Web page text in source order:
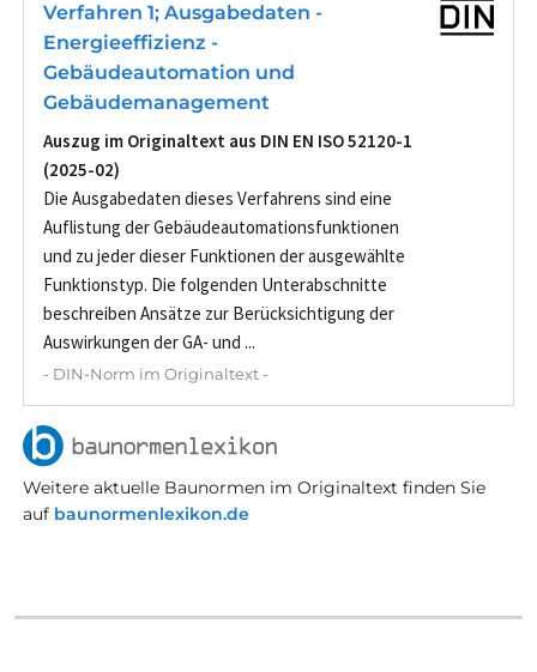
Verfahren 1; Ausgabedaten -
Energieeffizienz -
Gebäudeautomation und
Gebäudemanagement
Auszug im Originaltext aus DIN EN ISO 52120-1
(2025-02)
Die Ausgabedaten dieses Verfahrens sind eine
Auflistung der Gebäudeautomationsfunktionen
und zu jeder dieser Funktionen der ausgewählte
Funktionstyp. Die folgenden Unterabschnitte
beschreiben Ansätze zur Berücksichtigung der
Auswirkungen der GA- und ...
- DIN-Norm im Originaltext -
Weitere aktuelle Baunormen im Originaltext finden Sie
auf baunormenlexikon.de